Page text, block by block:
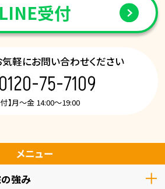
LINE受付
軽にお問い合わせください
75-7109
付】月～金 14:00～19:00
メニュー
強み